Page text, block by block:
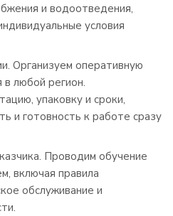
и водоотведения,
условия
Организуем оперативную
в любой регион.
упаковку и сроки,
и готовность к работе сразу
Проводим обучение
включая правила
обслуживание и